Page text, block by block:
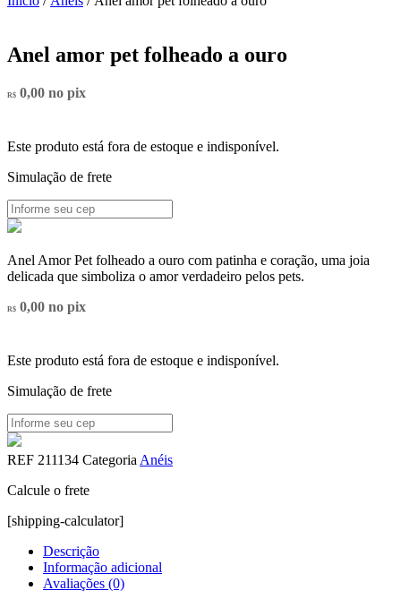
Anel amor pet folheado a ouro
R$ 0,00 no pix
Este produto está fora de estoque e indisponível.
Simulação de frete
Anel Amor Pet folheado a ouro com patinha e coração, uma joia
delicada que simboliza o amor verdadeiro pelos pets.
R$ 0,00 no pix
Este produto está fora de estoque e indisponível.
Simulação de frete
REF 211134 Categoria Anéis
Calcule o frete
[shipping-calculator]
Descrição
Informação adicional
Avaliações (0)